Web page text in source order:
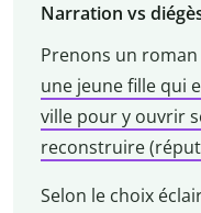
Narration vs
Prenons un roman
une jeune fille qui
ville pour y ouvrir
reconstruire
Selon le choix